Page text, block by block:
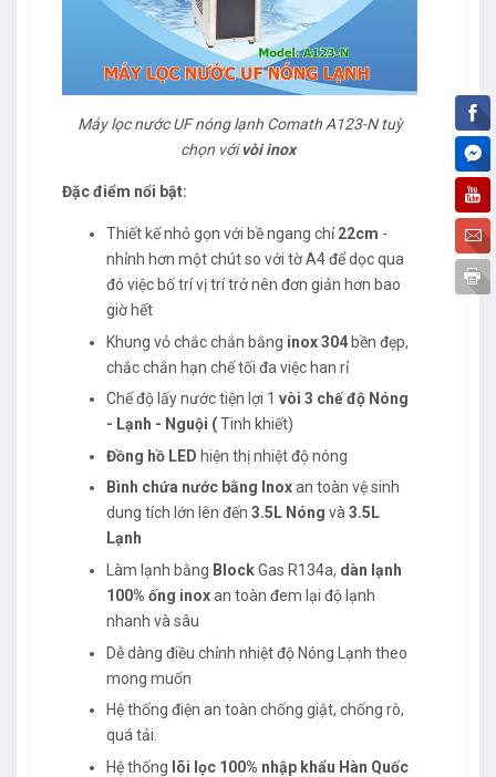
Máy lọc nước UF nóng lạnh Comath A123-N tuỳ
chọn vớivòi inox
Đặc điểm nổi bật:
Thiết kế nhỏ gọn với bề ngang chỉ22cm -
nhỉnh hơn một chút so với tờ A4 để dọc qua
đó việc bố trí vị trí trở nên đơn giản hơn bao
giờ hết
Khung vỏ chắc chắn bằng inox 304bền đẹp,
chắc chắn hạn chế tối đa việc han rỉ
Chế độ lấy nước tiện lợi 1 vòi 3 chế độ Nóng
- Lạnh - Nguội (Tinh khiết)
Đồng hồ LED hiện thị nhiệt độ nóng
Bình chứa nước bằng Inoxan toàn vệ sinh
dung tích lớn lên đến 3.5L Nóng và3.5L
Lạnh
Làm lạnh bằng BlockGas R134a, dàn lạnh
100% ống inoxan toàn đem lại độ lạnh
nhanh và sâu
Dễ dàng điều chỉnh nhiệt độ Nóng Lạnh theo
mong muốn
Hệ thống điện an toàn chống giật, chống rò,
quá tải.
Hệ thống lõi lọc 100% nhập khẩu Hàn Quốc